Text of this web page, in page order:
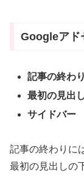
Googleアド
記事の終わり
最初の見出
サイドバー
記事の終わりに
最初の見出しの